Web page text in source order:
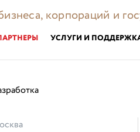
корпораций и
УСЛУГИ И